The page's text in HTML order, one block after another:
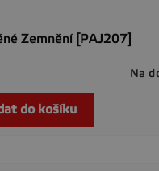
Zemnění [PAJ207]
Na
do košíku